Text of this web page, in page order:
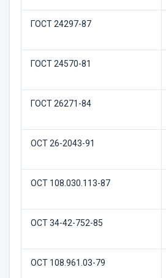
ГОСТ 24297-87
ГОСТ 24570-81
ГОСТ 26271-84
ОСТ 26-2043-91
ОСТ 108.030.113-87
ОСТ 34-42-752-85
ОСТ 108.961.03-79